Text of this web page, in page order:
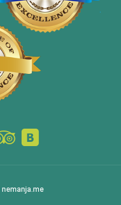
nemanja.me